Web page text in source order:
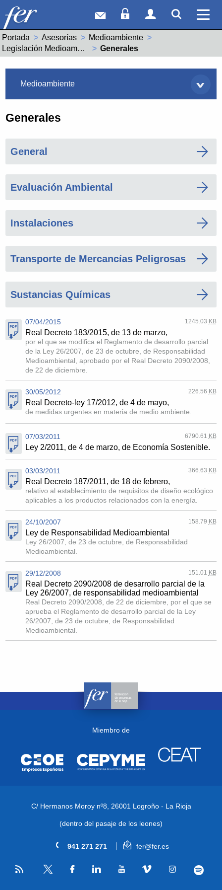
Correo webAcceso Socios
Acceso
Portada Asesorías
Medioambiente
Legislación Medioambiental
Actual:
Generales
Medioambiente
Generales
General
Evaluación Ambiental
Instalaciones
Transporte de Mercancías Peligrosas
Sustancias Químicas
07/04/2015 1245.03 KB
Real Decreto 183/2015, de 13 de marzo,
por el que se modifica el Reglamento de desarrollo parcial
de la Ley 26/2007, de 23 de octubre, de Responsabilidad
Medioambiental, aprobado por el Real Decreto 2090/2008,
de 22 de diciembre.
30/05/2012 226.56 KB
Real Decreto-ley 17/2012, de 4 de mayo,
de medidas urgentes en materia de medio ambiente.
07/03/2011 6790.61 KB
Ley 2/2011, de 4 de marzo, de Economía Sostenible.
03/03/2011 366.63 KB
Real Decreto 187/2011, de 18 de febrero,
relativo al establecimiento de requisitos de diseño ecológico
aplicables a los productos relacionados con la energía.
24/10/2007 158.79 KB
Ley de Responsabilidad Medioambiental
Ley 26/2007, de 23 de octubre, de Responsabilidad
Medioambiental.
29/12/2008 151.01 KB
Real Decreto 2090/2008 de desarrollo parcial de la
Ley 26/2007, de responsabilidad medioambiental
Real Decreto 2090/2008, de 22 de diciembre, por el que se
aprueba el Reglamento de desarrollo parcial de la Ley
26/2007, de 23 de octubre, de Responsabilidad
Medioambiental.
Miembro de
C/ Hermanos Moroy nº8, 26001 Logroño - La Rioja
(dentro del pasaje de los leones)
941 271 271 fer@fer.es
RSS